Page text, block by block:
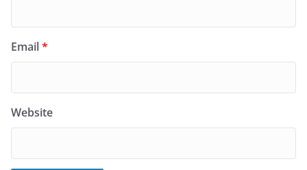
Email*
Website